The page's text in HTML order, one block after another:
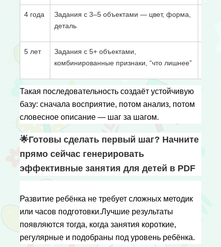
4 года
Задания с 3–5 объектами — цвет, форма,
деталь
5 лет
Задания с 5+ объектами,
комбинированные признаки, “что лишнее”
Такая последовательность создаёт устойчивую
базу: сначала восприятие, потом анализ, потом
словесное описание — шаг за шагом.
🌟Готовы сделать первый шаг? Начните
прямо сейчас генерировать
эффективные занятия для детей в PDF
Развитие ребёнка не требует сложных методик
или часов подготовки.Лучшие результаты
появляются тогда, когда занятия короткие,
регулярные и подобраны под уровень ребёнка.